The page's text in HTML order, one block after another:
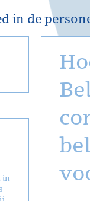
in de
in